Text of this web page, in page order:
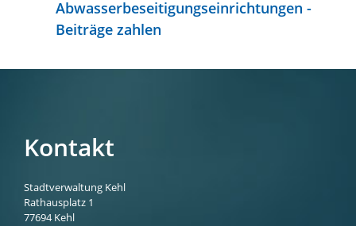
Abwasserbeseitigungseinrichtungen -
Beiträge zahlen
Kontakt
Stadtverwaltung Kehl
Rathausplatz 1
77694 Kehl